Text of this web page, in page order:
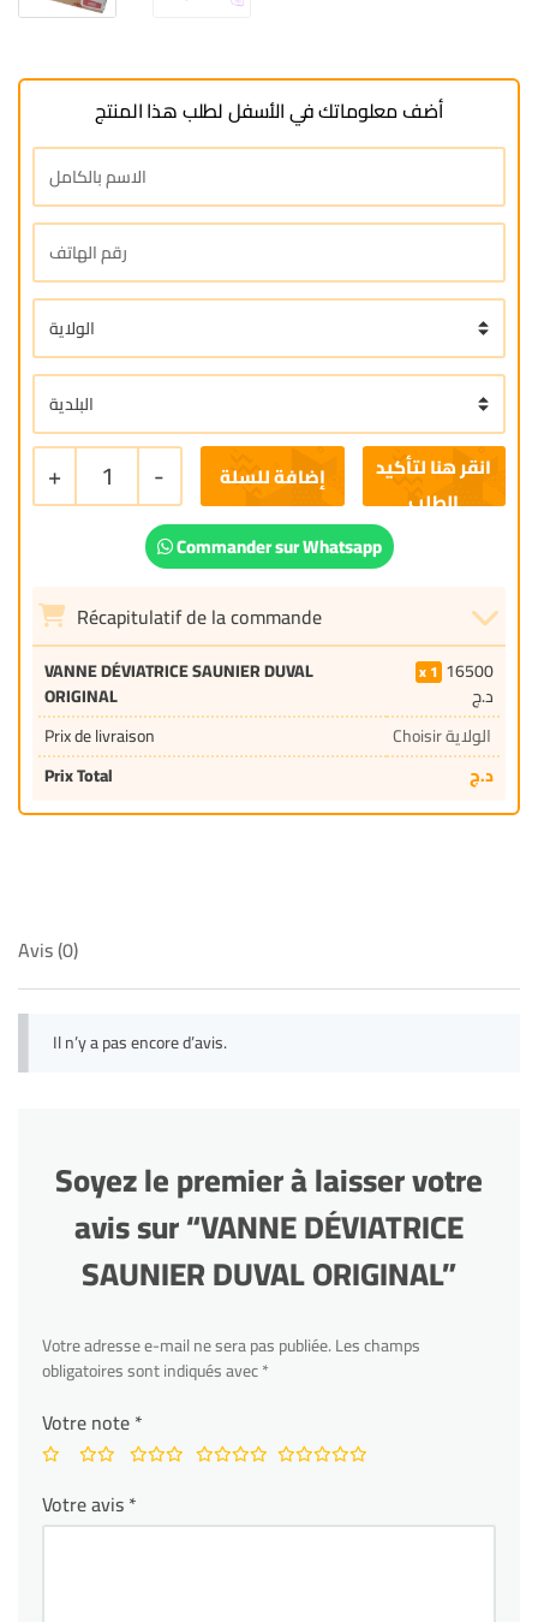
أضف معلوماتك في الأسفل لطلب هذا المنتج
+ 1 - إضافة للسلة
Commander sur Whatsapp
Récapitulatif de la commande
VANNE DÉVIATRICE SAUNIER DUVAL
ORIGINAL
1 16500
د.ج
Prix de livraison
Choisir الولاية
Prix Total
د.ج
Avis (0)
Il n’y a pas encore d’avis.
Soyez le premier à laisser votre
avis sur “VANNE DÉVIATRICE
SAUNIER DUVAL ORIGINAL”
Votre adresse e-mail ne sera pas publiée.Les champs
obligatoires sont indiqués avec*
Votre note*
Votre avis*